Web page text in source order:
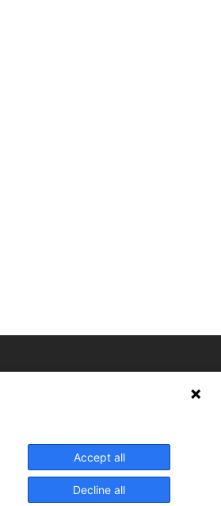
Accept all
Decline all